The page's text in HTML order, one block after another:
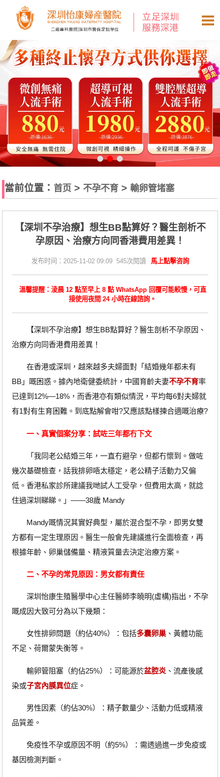
當前位置： 首页 > 不孕不育 >輸卵管堵塞
【深圳不孕治療】想生BB點算好？醫生剖析不
孕原因、治療方向同香港費用差異！
发布时间：2025-11-02 09:09 545次閱讀 馬上點擊咨詢
溫馨提醒：淩晨 12 點至早上 8 點 WhatsApp 回覆可能較慢，可直
接使用夜間 24 小時在線諮詢。
【深圳不孕治療】想生BB點算好？醫生剖析不孕原因、
治療方向同香港費用差異！
在香港或深圳，越來越多夫婦面對「結婚幾年都未有
BB」嘅困惑。據內地衛健委統計，中國育齡夫妻不孕不育率
已達到12%—18%，而香港亦有類似情況，平均每6對夫婦就
有1對有生育困難。到底點解會咁?又應該點樣揀合適嘅治療?
一、真實個案分享：試咗三年都冇下文
「我同老公結婚三年，一直冇避孕，但都冇懷到。做咗
幾次基礎檢查，話我排卵唔太穩定，老公精子活動力又偏
低。香港私家診所建議我哋試人工受孕，但費用太高，就諗
住過深圳睇睇。」——38歲 Mandy
Mandy嘅情況其實好典型，屬於混合型不孕，即男女雙
方都有一定生理原因。醫生一般會先建議進行全面檢查，再
根據年齡、卵巢儲備量、精液質量去決定治療方案。
二、不孕的常見原因：男女都有責任
深圳怡康生殖醫學中心主任醫師李曉明(虛構)指出，不孕
嘅成因大致可分為以下幾類：
女性排卵問題（約佔40%）：包括多囊卵巢、黃體功能
不足、荷爾蒙失衡等。
輸卵管阻塞（約佔25%）：可能源於盆腔炎、流產後感
染或子宮內膜異位症。
男性因素（約佔30%）：精子數量少、活動力低或精液
品質差。
免疫性不孕或原因不明（約5%）：需透過進一步免疫或
基因檢測判斷。